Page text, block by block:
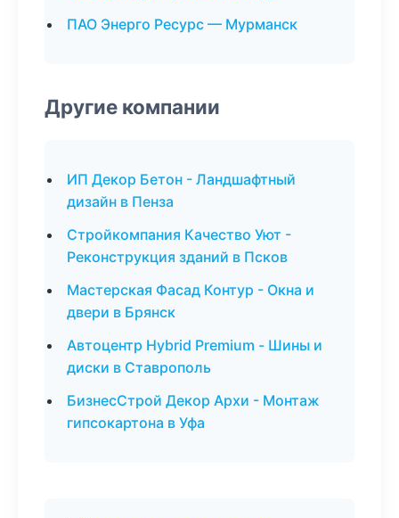
ПАО Энерго Ресурс — Мурманск
Другие компании
ИП Декор Бетон - Ландшафтный
дизайн в Пенза
Стройкомпания Качество Уют -
Реконструкция зданий в Псков
Мастерская Фасад Контур - Окна и
двери в Брянск
Автоцентр Hybrid Premium - Шины и
диски в Ставрополь
БизнесСтрой Декор Архи - Монтаж
гипсокартона в Уфа